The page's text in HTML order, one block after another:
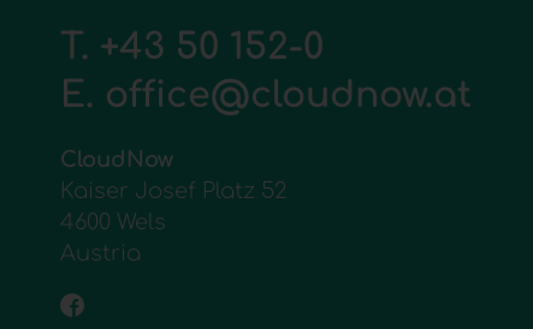
T. +43 50 152-0
E. office@cloudnow.at
CloudNow
Kaiser Josef Platz 52
4600 Wels
Austria